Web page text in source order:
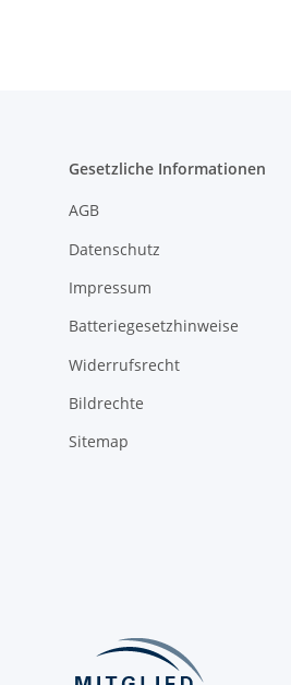
Gesetzliche Informationen
AGB
Datenschutz
Impressum
Batteriegesetzhinweise
Widerrufsrecht
Bildrechte
Sitemap